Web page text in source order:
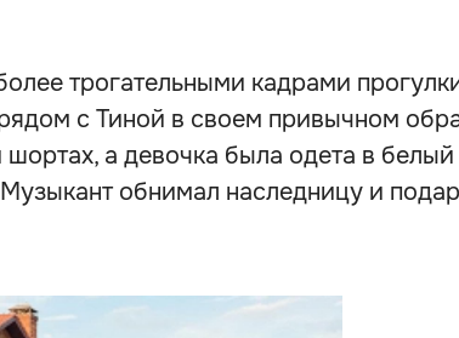
трогательными кадрами
с Тиной в своем привычном
а девочка была одета в белый
обнимал наследницу и